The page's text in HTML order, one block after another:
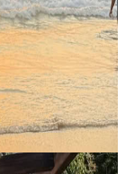
un contatto più
moderna,
Il ritiro....